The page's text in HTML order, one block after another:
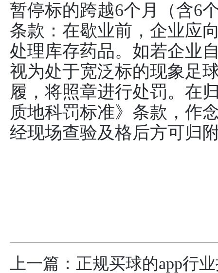
暂停标的跨越6个月（含6
条款：在歇业前，企业应
处理库存药品。如若企业
视为处于宽泛标的现象足
履，将照章进行处罚。在
质地科罚标准》条款，作
经现场查验及格后方可归
上一篇： 正规买球的app行